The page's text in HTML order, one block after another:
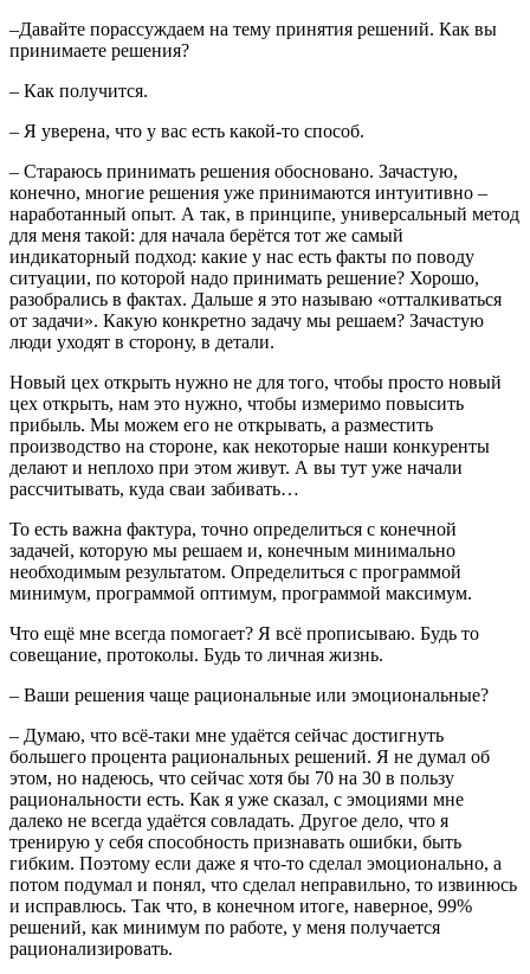
–Давайте порассуждаем на тему принятия решений. Как вы
принимаете решения?
– Как получится.
– Я уверена, что у вас есть какой-то способ.
– Стараюсь принимать решения обосновано. Зачастую,
конечно, многие решения уже принимаются интуитивно –
наработанный опыт. А так, в принципе, универсальный метод
для меня такой: для начала берётся тот же самый
индикаторный подход: какие у нас есть факты по поводу
ситуации, по которой надо принимать решение? Хорошо,
разобрались в фактах. Дальше я это называю «отталкиваться
от задачи». Какую конкретно задачу мы решаем? Зачастую
люди уходят в сторону, в детали.
Новый цех открыть нужно не для того, чтобы просто новый
цех открыть, нам это нужно, чтобы измеримо повысить
прибыль. Мы можем его не открывать, а разместить
производство на стороне, как некоторые наши конкуренты
делают и неплохо при этом живут. А вы тут уже начали
рассчитывать, куда сваи забивать…
То есть важна фактура, точно определиться с конечной
задачей, которую мы решаем и, конечным минимально
необходимым результатом. Определиться с программой
минимум, программой оптимум, программой максимум.
Что ещё мне всегда помогает? Я всё прописываю. Будь то
совещание, протоколы. Будь то личная жизнь.
– Ваши решения чаще рациональные или эмоциональные?
– Думаю, что всё-таки мне удаётся сейчас достигнуть
большего процента рациональных решений. Я не думал об
этом, но надеюсь, что сейчас хотя бы 70 на 30 в пользу
рациональности есть. Как я уже сказал, с эмоциями мне
далеко не всегда удаётся совладать. Другое дело, что я
тренирую у себя способность признавать ошибки, быть
гибким. Поэтому если даже я что-то сделал эмоционально, а
потом подумал и понял, что сделал неправильно, то извинюсь
и исправлюсь. Так что, в конечном итоге, наверное, 99%
решений, как минимум по работе, у меня получается
рационализировать.